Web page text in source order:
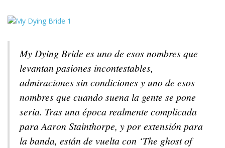
My Dying Bride es uno de esos nombres que
levantan pasiones incontestables,
admiraciones sin condiciones y uno de esos
nombres que cuando suena la gente se pone
seria. Tras una época realmente complicada
para Aaron Stainthorpe, y por extensión para
la banda, están de vuelta con ‘The ghost of